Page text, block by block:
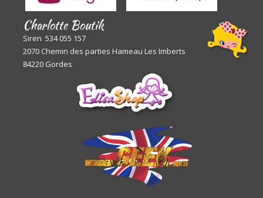
Charlotte Boutik
Siren 534 055 157
2070 Chemin des parties Hameau Les Imberts
84220 Gordes